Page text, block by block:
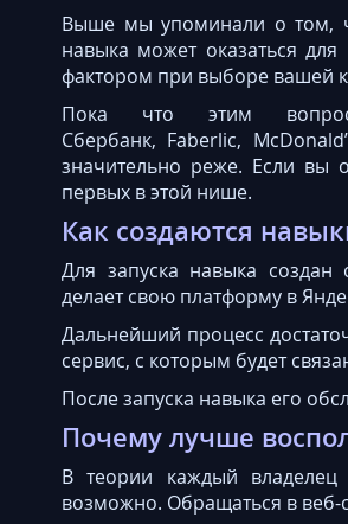
Выше мы упоминали о том,
навыка может оказаться
фактором при выборе вашей
Пока что этим
Сбербанк, Faberlic,
значительно реже. Если вы
первых в этой нише.
Как создаются
Для запуска навыка создан
делает свою платформу в
Дальнейший процесс
сервис, с которым будет
После запуска навыка его
Почему лучше
В теории каждый владелец
возможно. Обращаться в веб-